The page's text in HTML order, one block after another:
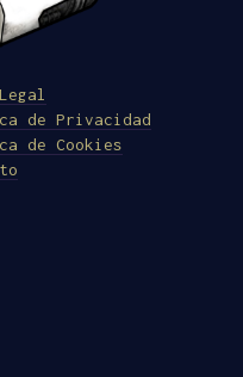
de Privacidad
de Cookies